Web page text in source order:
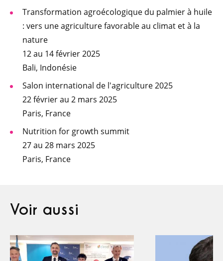
Transformation agroécologique du palmier à huile
: vers une agriculture favorable au climat et à la
nature
12 au 14 février 2025
Bali, Indonésie
Salon international de l'agriculture 2025
22 février au 2 mars 2025
Paris, France
Nutrition for growth summit
27 au 28 mars 2025
Paris, France
Voir aussi